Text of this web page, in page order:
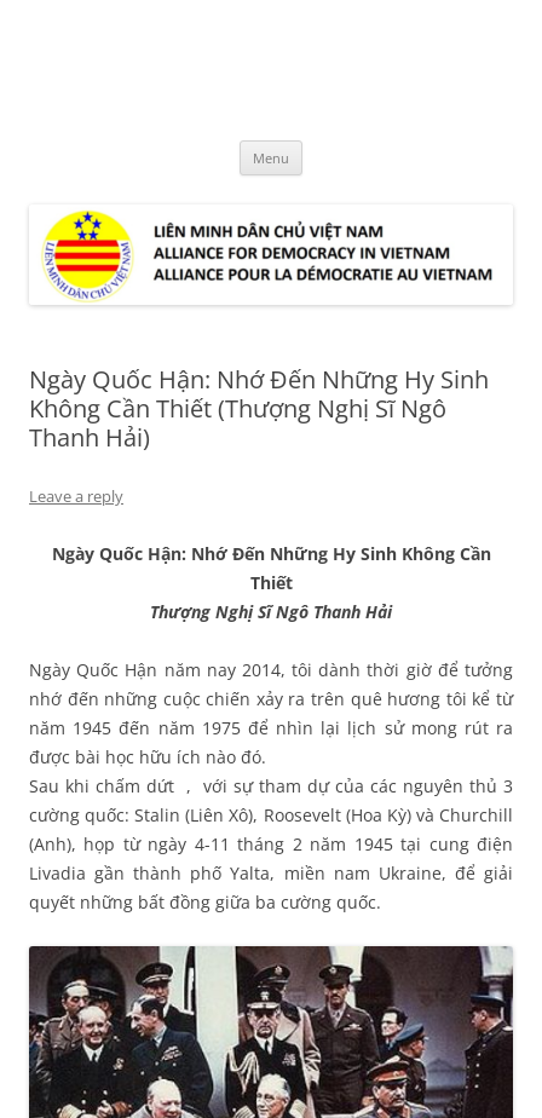
Menu
Ngày Quốc Hận: Nhớ Đến Những Hy Sinh
Không Cần Thiết (Thượng Nghị Sĩ Ngô
Thanh Hải)
Leave a reply
Ngày Quốc Hận: Nhớ Đến Những Hy Sinh Không Cần
Thiết
Thượng Nghị Sĩ Ngô Thanh Hải
Ngày Quốc Hận năm nay 2014, tôi dành thời giờ để tưởng
nhớ đến những cuộc chiến xảy ra trên quê hương tôi kể từ
năm 1945 đến năm 1975 để nhìn lại lịch sử mong rút ra
được bài học hữu ích nào đó.
Sau khi chấm dứt , với sự tham dự của các nguyên thủ 3
cường quốc: Stalin (Liên Xô), Roosevelt (Hoa Kỳ) và Churchill
(Anh), họp từ ngày 4-11 tháng 2 năm 1945 tại cung điện
Livadia gần thành phố Yalta, miền nam Ukraine, để giải
quyết những bất đồng giữa ba cường quốc.